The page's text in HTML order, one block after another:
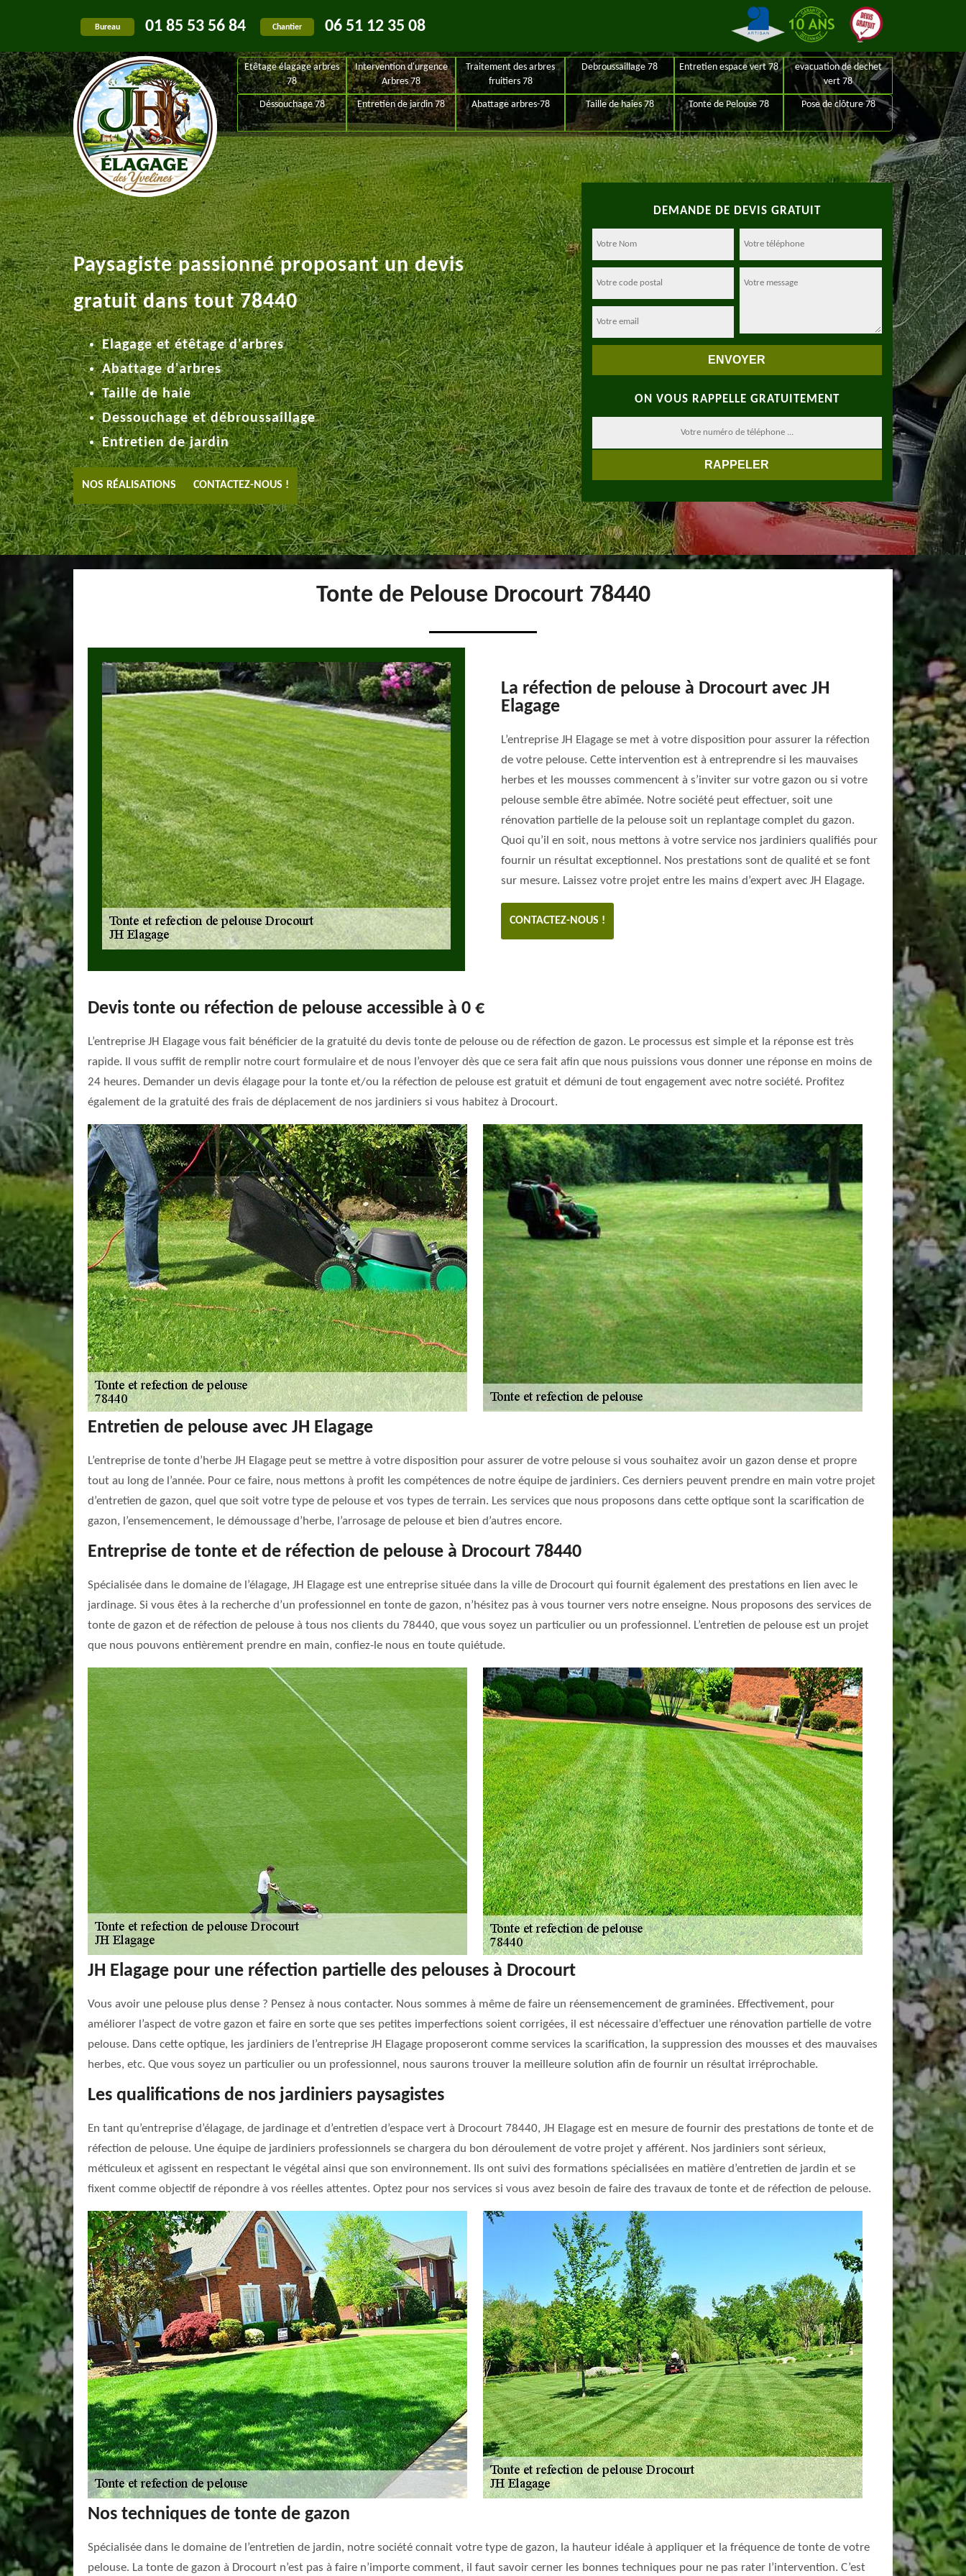
Bureau 01 85 53 56 84 Chantier 06 51 12 35 08
Etêtage élagage arbres
78
Intervention d'urgence
Arbres 78
Traitement des arbres
fruitiers 78
Debroussaillage 78 Entretien espace vert 78
evacuation de dechet
vert 78
Déssouchage 78 Entretien de jardin 78 Abattage arbres-78 Taille de haies 78 Tonte de Pelouse 78 Pose de clôture 78
DEMANDE DE DEVIS GRATUIT
ON VOUS RAPPELLE GRATUITEMENT
Paysagiste passionné proposant un devis
gratuit dans tout 78440
Elagage et étêtage d'arbres
Abattage d'arbres
Taille de haie
Dessouchage et débroussaillage
Entretien de jardin
NOS RÉALISATIONS CONTACTEZ-NOUS !
Tonte de Pelouse Drocourt 78440
La réfection de pelouse à Drocourt avec JH
Elagage
L’entreprise JH Elagage se met à votre disposition pour assurer la réfection
de votre pelouse. Cette intervention est à entreprendre si les mauvaises
herbes et les mousses commencent à s’inviter sur votre gazon ou si votre
pelouse semble être abîmée. Notre société peut effectuer, soit une
rénovation partielle de la pelouse soit un replantage complet du gazon.
Quoi qu’il en soit, nous mettons à votre service nos jardiniers qualifiés pour
fournir un résultat exceptionnel. Nos prestations sont de qualité et se font
sur mesure. Laissez votre projet entre les mains d’expert avec JH Elagage.
CONTACTEZ-NOUS !
Devis tonte ou réfection de pelouse accessible à 0 €
L’entreprise JH Elagage vous fait bénéficier de la gratuité du devis tonte de pelouse ou de réfection de gazon. Le processus est simple et la réponse est très
rapide. Il vous suffit de remplir notre court formulaire et de nous l’envoyer dès que ce sera fait afin que nous puissions vous donner une réponse en moins de
24 heures. Demander un devis élagage pour la tonte et/ou la réfection de pelouse est gratuit et démuni de tout engagement avec notre société. Profitez
également de la gratuité des frais de déplacement de nos jardiniers si vous habitez à Drocourt.
Entretien de pelouse avec JH Elagage
L’entreprise de tonte d’herbe JH Elagage peut se mettre à votre disposition pour assurer de votre pelouse si vous souhaitez avoir un gazon dense et propre
tout au long de l’année. Pour ce faire, nous mettons à profit les compétences de notre équipe de jardiniers. Ces derniers peuvent prendre en main votre projet
d’entretien de gazon, quel que soit votre type de pelouse et vos types de terrain. Les services que nous proposons dans cette optique sont la scarification de
gazon, l’ensemencement, le démoussage d’herbe, l’arrosage de pelouse et bien d’autres encore.
Entreprise de tonte et de réfection de pelouse à Drocourt 78440
Spécialisée dans le domaine de l’élagage, JH Elagage est une entreprise située dans la ville de Drocourt qui fournit également des prestations en lien avec le
jardinage. Si vous êtes à la recherche d’un professionnel en tonte de gazon, n’hésitez pas à vous tourner vers notre enseigne. Nous proposons des services de
tonte de gazon et de réfection de pelouse à tous nos clients du 78440, que vous soyez un particulier ou un professionnel. L’entretien de pelouse est un projet
que nous pouvons entièrement prendre en main, confiez-le nous en toute quiétude.
JH Elagage pour une réfection partielle des pelouses à Drocourt
Vous avoir une pelouse plus dense ? Pensez à nous contacter. Nous sommes à même de faire un réensemencement de graminées. Effectivement, pour
améliorer l’aspect de votre gazon et faire en sorte que ses petites imperfections soient corrigées, il est nécessaire d’effectuer une rénovation partielle de votre
pelouse. Dans cette optique, les jardiniers de l’entreprise JH Elagage proposeront comme services la scarification, la suppression des mousses et des mauvaises
herbes, etc. Que vous soyez un particulier ou un professionnel, nous saurons trouver la meilleure solution afin de fournir un résultat irréprochable.
Les qualifications de nos jardiniers paysagistes
En tant qu’entreprise d’élagage, de jardinage et d’entretien d’espace vert à Drocourt 78440, JH Elagage est en mesure de fournir des prestations de tonte et de
réfection de pelouse. Une équipe de jardiniers professionnels se chargera du bon déroulement de votre projet y afférent. Nos jardiniers sont sérieux,
méticuleux et agissent en respectant le végétal ainsi que son environnement. Ils ont suivi des formations spécialisées en matière d’entretien de jardin et se
fixent comme objectif de répondre à vos réelles attentes. Optez pour nos services si vous avez besoin de faire des travaux de tonte et de réfection de pelouse.
Nos techniques de tonte de gazon
Spécialisée dans le domaine de l’entretien de jardin, notre société connait votre type de gazon, la hauteur idéale à appliquer et la fréquence de tonte de votre
pelouse. La tonte de gazon à Drocourt n’est pas à faire n’importe comment, il faut savoir cerner les bonnes techniques pour ne pas rater l’intervention. C’est